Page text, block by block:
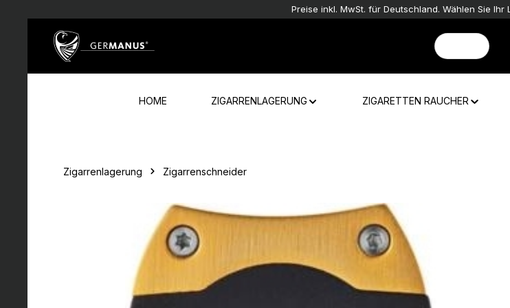
Preise inkl. MwSt. für Deutschland. Wählen Sie
HOME ZIGARRENLAGERUNG ZIGARETTEN RAUCHER
Zigarrenlagerung Zigarrenschneider